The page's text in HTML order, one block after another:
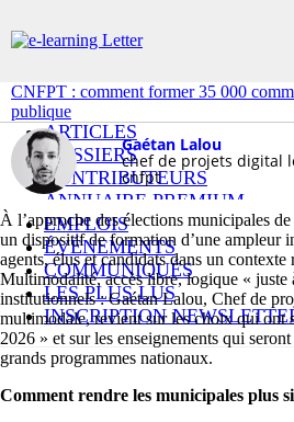
ARTICLES
DOSSIERS
CONTRIBUTEURS
ANNUAIRE PREMIUM
EMPLOIS
ÉVÉNEMENTS
COMMUNIQUÉS
LES PLUS LUS
INSCRIPTION
CNFPT : comment former 35 000
publique
Gaétan Lalou
chef de projets digital
cnfpt
À l’approche des élections municipales
un dispositif de formation d’une ampleur
agents, élus et candidats dans un
Multimodalité, accès libre, logique « juste
institutionnels : Gaétan Lalou, Chef de
multimodale, revient sur les choix qui ont
2026 » et sur les enseignements qui
grands programmes nationaux.
Comment rendre les municipales plus